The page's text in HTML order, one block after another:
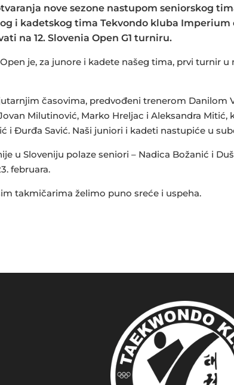
c
e
o
k
it
te
at
s
p
e
r
nove sezone nastupom seniorskog
i kadetskog tima Tekvondo kluba
na 12. Slovenia Open G1 turniru.
je, za junore i kadete našeg tima, prvi turnir
časovima, predvođeni trenerom Danilom
Milutinović, Marko Hreljac i Aleksandra Mitić,
i Đurđa Savić. Naši juniori i kadeti nastupiće u
u Sloveniju polaze seniori – Nadica Božanić i
februara.
takmičarima želimo puno sreće i uspeha.